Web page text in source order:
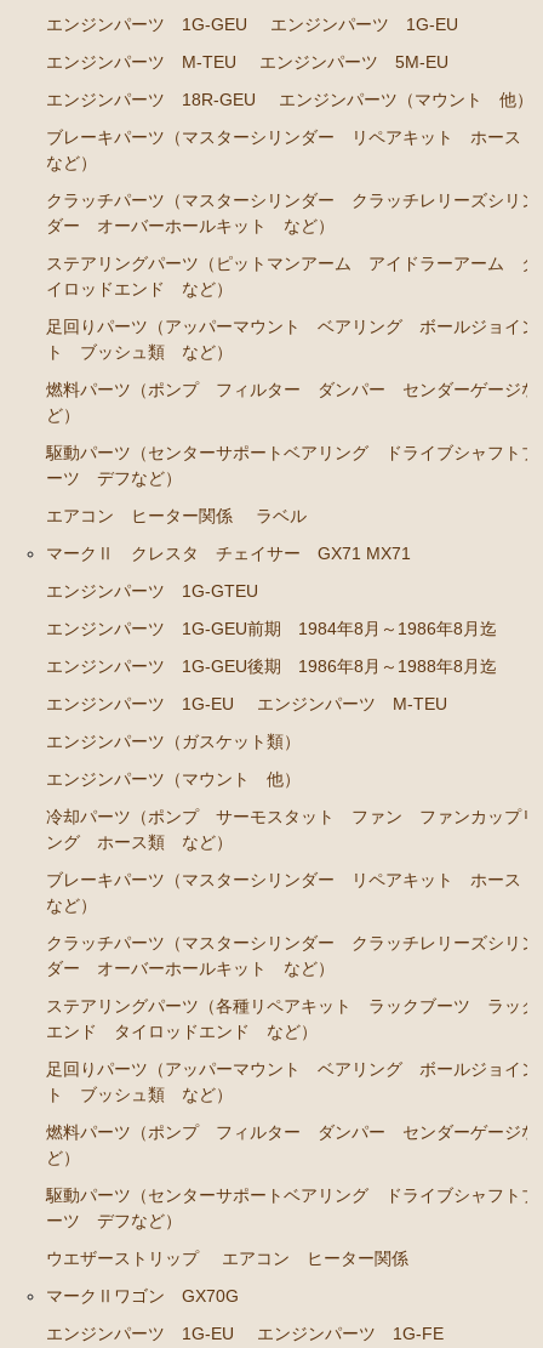
ブレーキパーツ（マスターシリンダー リペアキッ
ト ホース など）
クラッチパーツ（マスターシリンダー クラッチレリ
ーズシリンダー オーバーホールキット など）
ステアリングパーツ（ピットマンアーム アイドラー
アーム タイロッドエンド など）
足回りパーツ（アッパーマウント ベアリング ボー
ルジョイント ブッシュ類 など）
ーゲージなど）
駆動パーツ（センターサポートベアリング ドライブ
シャフトブーツ デフなど）
エアコン ヒーター関係
ラベル
エンジンパーツ 1G-GTEU
エンジンパーツ 1G-GEU前期 1984年8月～1986年8
月迄
エンジンパーツ 1G-EU
エンジンパーツ（ガスケット類）
エンジンパーツ（マウント 他）
冷却パーツ（ポンプ サーモスタット ファン ファ
ンカップリング ホース類 など）
ト ホース など）
クラッチパーツ（マスターシリンダー クラッチレリ
ーズシリンダー オーバーホールキット など）
ステアリングパーツ（各種リペアキット ラックブー
ツ ラックエンド タイロッドエンド など）
足回りパーツ（アッパーマウント ベアリング ボー
ルジョイント ブッシュ類 など）
燃料パーツ（ポンプ フィルター ダンパー センダ
ーゲージなど）
駆動パーツ（センターサポートベアリング ドライブ
エンジンパーツ 1G-GEU
エンジンパーツ 1G-EU
エンジンパーツ M-TEU
エンジンパーツ 5M-EU
エンジンパーツ 18R-GEU
エンジンパーツ（マウント 他）
ブレーキパーツ（マスターシリンダー リペアキット ホース
など）
クラッチパーツ（マスターシリンダー クラッチレリーズシリン
ダー オーバーホールキット など）
ステアリングパーツ（ピットマンアーム アイドラーアーム タ
イロッドエンド など）
足回りパーツ（アッパーマウント ベアリング ボールジョイン
ト ブッシュ類 など）
燃料パーツ（ポンプ フィルター ダンパー センダーゲージな
ど）
駆動パーツ（センターサポートベアリング ドライブシャフトブ
ーツ デフなど）
エアコン ヒーター関係
ラベル
マークⅡ クレスタ チェイサー GX71 MX71
エンジンパーツ 1G-GTEU
エンジンパーツ 1G-GEU前期 1984年8月～1986年8月迄
エンジンパーツ 1G-GEU後期 1986年8月～1988年8月迄
エンジンパーツ 1G-EU
エンジンパーツ M-TEU
エンジンパーツ（ガスケット類）
エンジンパーツ（マウント 他）
冷却パーツ（ポンプ サーモスタット ファン ファンカップリ
ング ホース類 など）
ブレーキパーツ（マスターシリンダー リペアキット ホース
など）
クラッチパーツ（マスターシリンダー クラッチレリーズシリン
ダー オーバーホールキット など）
ステアリングパーツ（各種リペアキット ラックブーツ ラック
エンド タイロッドエンド など）
足回りパーツ（アッパーマウント ベアリング ボールジョイン
ト ブッシュ類 など）
燃料パーツ（ポンプ フィルター ダンパー センダーゲージな
ど）
駆動パーツ（センターサポートベアリング ドライブシャフトブ
ーツ デフなど）
ウエザーストリップ
エアコン ヒーター関係
マークⅡワゴン GX70G
エンジンパーツ 1G-EU
エンジンパーツ 1G-FE